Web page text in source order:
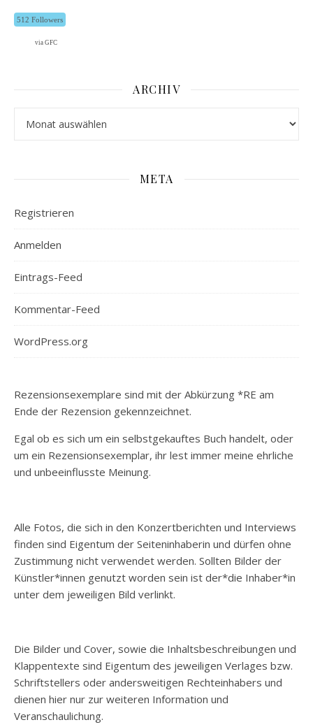
512 Followers
via GFC
ARCHIV
META
Registrieren
Anmelden
Eintrags-Feed
Kommentar-Feed
WordPress.org
Rezensionsexemplare sind mit der Abkürzung *RE am
Ende der Rezension gekennzeichnet.
Egal ob es sich um ein selbstgekauftes Buch handelt, oder
um ein Rezensionsexemplar, ihr lest immer meine ehrliche
und unbeeinflusste Meinung.
Alle Fotos, die sich in den Konzertberichten und Interviews
finden sind Eigentum der Seiteninhaberin und dürfen ohne
Zustimmung nicht verwendet werden. Sollten Bilder der
Künstler*innen genutzt worden sein ist der*die Inhaber*in
unter dem jeweiligen Bild verlinkt.
Die Bilder und Cover, sowie die Inhaltsbeschreibungen und
Klappentexte sind Eigentum des jeweiligen Verlages bzw.
Schriftstellers oder andersweitigen Rechteinhabers und
dienen hier nur zur weiteren Information und
Veranschaulichung.